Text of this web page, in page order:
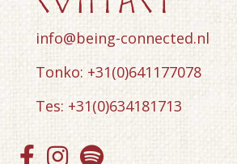
info@being-connected.nl
Tonko: +31(0)641177078
Tes: +31(0)634181713